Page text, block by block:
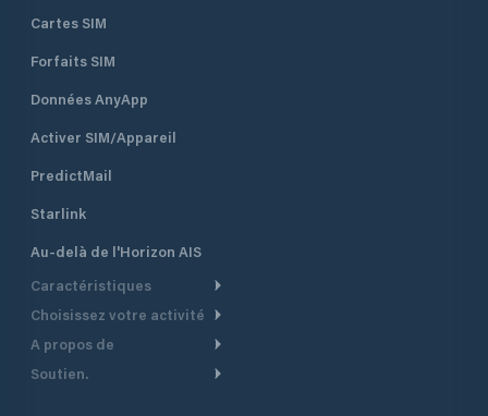
Cartes SIM
Forfaits SIM
Données AnyApp
Activer SIM/Appareil
PredictMail
Starlink
Au-delà de l'Horizon AIS
Caractéristiques
Routage Météo
Routage bateau à moteur
Choisissez votre activité
Croisière
A propos de
Aperçu
Soutien.